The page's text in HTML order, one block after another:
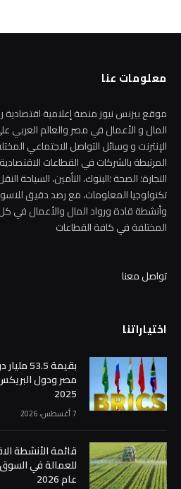
معلومات عنا
موقع بيزنس نيوز منصة إعلامية اقتصادية
المال و الأعمال في مصر والعالم العربي
الإنترنت و وسائل التواصل الاجتماعي
المرتبطة بالشركات في القطاعات
التجارة؛ الصحة ؛البنوك، التأمين، السياحة
تكنولوجيا المعلومات، مع رصد دقيق
وأنشطة قادة ورواد المال والأعمال في
المختلفة في كافة القطاعات
تواصل معنا
اختياراتنا
بقيمة
2025
7 أغسطس، 2026
قائمة الأنشطة
للعمالة في
عام 2026